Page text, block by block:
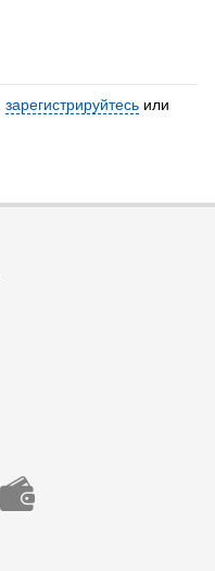
зарегистрируйтесь или